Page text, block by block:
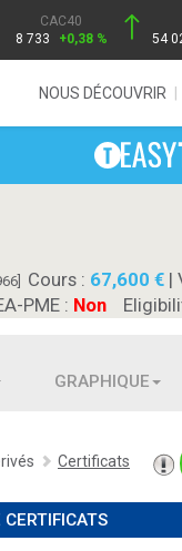
CAC40
8 733
+0,38 %
54
NOUS DÉCOUVRIR
Cours : 67,600 |
PME : Non
GRAPHIQUE
Certificats
CERTIFICATS